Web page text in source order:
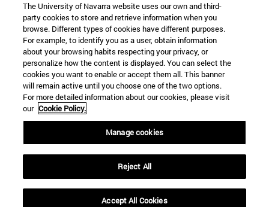
The University of Navarra website uses our own and third-
party cookies to store and retrieve information when you
browse. Different types of cookies have different purposes.
For example, to identify you as a user, obtain information
about your browsing habits respecting your privacy, or
personalize how the content is displayed. You can select the
cookies you want to enable or accept them all. This banner
will remain active until you choose one of the two options.
For more detailed information about our cookies, please visit
our Cookie Policy.
Manage cookies
Reject All
Accept All Cookies